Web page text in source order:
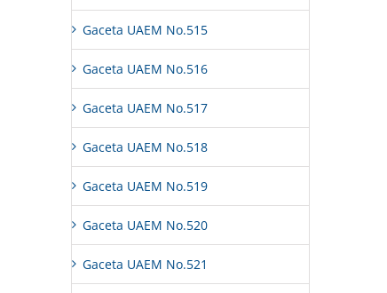
Gaceta UAEM No.515
Gaceta UAEM No.516
Gaceta UAEM No.517
Gaceta UAEM No.518
Gaceta UAEM No.519
Gaceta UAEM No.520
Gaceta UAEM No.521